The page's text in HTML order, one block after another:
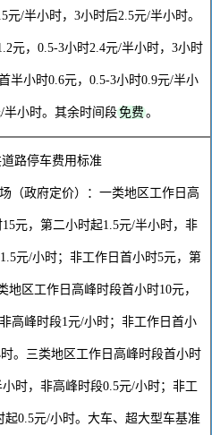
元/半小时，3小时后2.5元/半小时。
元，0.5-3小时2.4元/半小时，3小时
半小时0.6元，0.5-3小时0.9元/半小
/半小时。其余时间段免费。
路停车费用标准
（政府定价）：一类地区工作日高
15元，第二小时起1.5元/半小时，非
1.5元/小时；非工作日首小时5元，第
地区工作日高峰时段首小时10元，
高峰时段1元/小时；非工作日首小
。三类地区工作日高峰时段首小时
小时，非高峰时段0.5元/小时；非工
起0.5元/小时。大车、超大型车基准